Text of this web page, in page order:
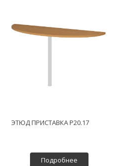
ЭТЮД ПРИСТАВКА P20.17
Подробнее